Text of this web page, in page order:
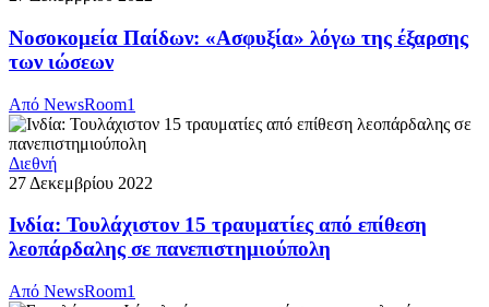
Νοσοκομεία Παίδων: «Ασφυξία» λόγω της έξαρσης
των ιώσεων
Από NewsRoom1
Διεθνή
27 Δεκεμβρίου 2022
Ινδία: Τουλάχιστον 15 τραυματίες από επίθεση
λεοπάρδαλης σε πανεπιστημιούπολη
Από NewsRoom1